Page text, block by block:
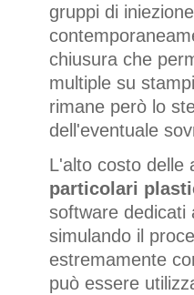
gruppi di
chiusura che
multiple su
rimane però lo
dell'eventuale
L'alto costo delle
particolari
software dedicati
simulando il
estremamente
può essere